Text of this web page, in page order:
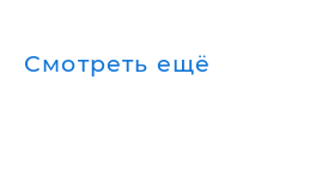
Смотреть ещё